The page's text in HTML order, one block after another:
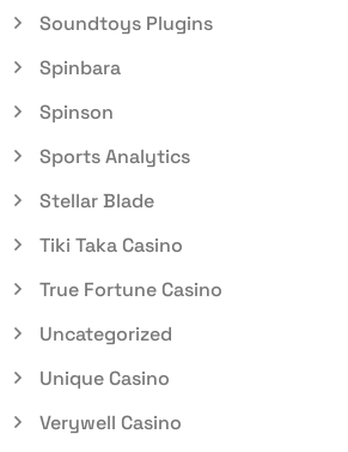
Soundtoys Plugins
Spinbara
Spinson
Sports Analytics
Stellar Blade
Tiki Taka Casino
True Fortune Casino
Uncategorized
Unique Casino
Verywell Casino